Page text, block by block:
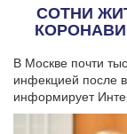
СОТНИ
В Москве почти
инфекцией после
информирует